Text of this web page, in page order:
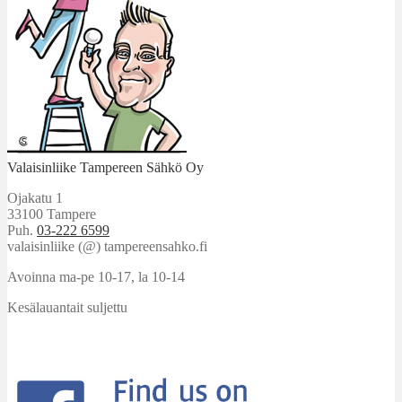
Valaisinliike Tampereen Sähkö Oy
Ojakatu 1
33100 Tampere
Puh. 03-222 6599
valaisinliike (@) tampereensahko.fi
Avoinna ma-pe 10-17, la 10-14
Kesälauantait suljettu